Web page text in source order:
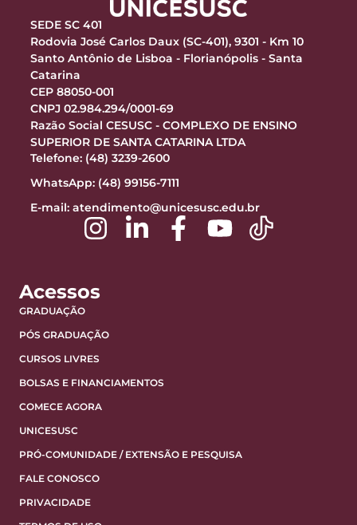
SEDE SC 401
Rodovia José Carlos Daux (SC-401), 9301 - Km 10
Santo Antônio de Lisboa - Florianópolis - Santa
Catarina
CEP 88050-001
CNPJ 02.984.294/0001-69
Razão Social CESUSC - COMPLEXO DE ENSINO
SUPERIOR DE SANTA CATARINA LTDA
Telefone: (48) 3239-2600
WhatsApp: (48) 99156-7111
E-mail: atendimento@unicesusc.edu.br
Acessos
GRADUAÇÃO
PÓS GRADUAÇÃO
CURSOS LIVRES
BOLSAS E FINANCIAMENTOS
COMECE AGORA
UNICESUSC
PRÓ-COMUNIDADE / EXTENSÃO E PESQUISA
FALE CONOSCO
PRIVACIDADE